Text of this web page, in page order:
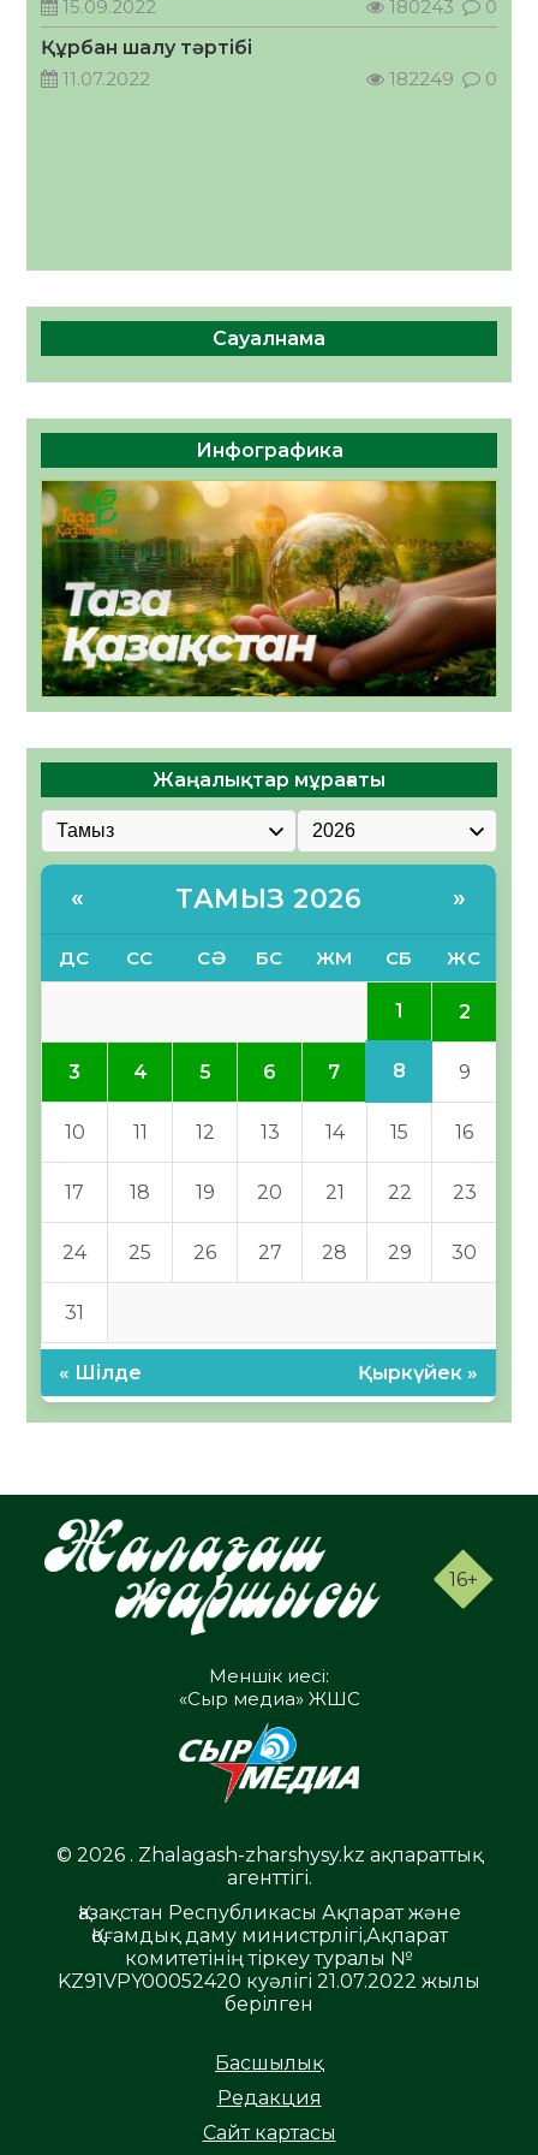
05.08.2026
48 0
15.09.2022
180243
0
Құрбан шалу тәртібі
11.07.2022
182249 0
Сауалнама
Инфографика
Жаңалықтар мұрағаты
« ТАМЫЗ 2026 »
ДС СС СӘ БС ЖМ СБ ЖС
1 2
3 4 5 6 7 8 9
10 11 12 13 14 15 16
17 18 19 20 21 22 23
24 25 26 27 28 29 30
31
« Шілде Қыркүйек »
16+
Меншік иесі:
«Сыр медиа» ЖШС
© 2026 . Zhalagash-zharshysy.kz ақпараттық
агенттігі.
Қазақстан Республикасы Ақпарат және
Қоғамдық даму министрлігі,Ақпарат
комитетінің тіркеу туралы №
KZ91VPY00052420 куәлігі 21.07.2022 жылы
берілген
Басшылық
Редакция
Сайт картасы